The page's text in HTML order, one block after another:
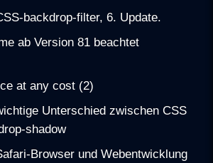
backdrop-filter, 6. Update.
ab Version 81 beachtet
at any cost (2)
Unterschied zwischen CSS
shadow
Browser und Webentwicklung